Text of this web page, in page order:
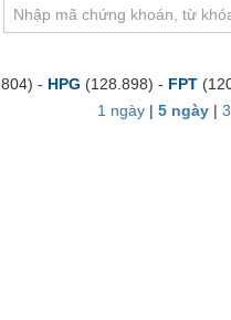
- HPG (128.898) - FPT
1 ngày | 5 ngày |